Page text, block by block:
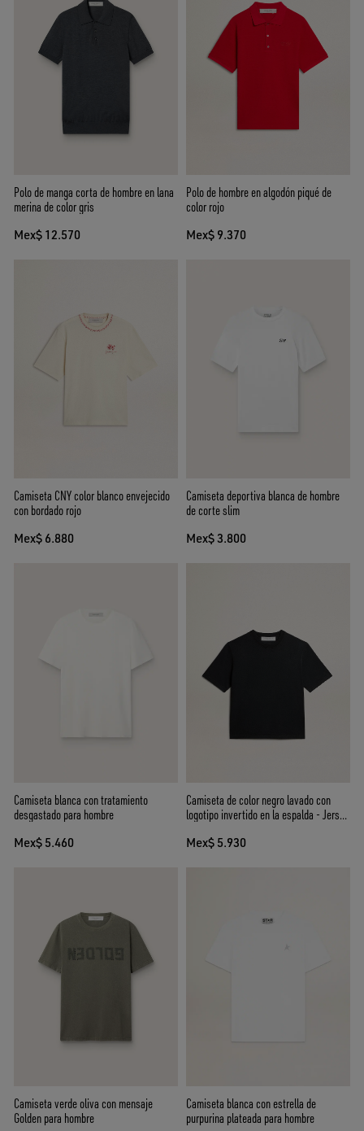
Polo de manga corta de hombre en lana
merina de color gris
Mex$ 12.570
Polo de hombre en algodón piqué de
color rojo
Mex$ 9.370
Camiseta CNY color blanco envejecido
con bordado rojo
Mex$ 6.880
Camiseta deportiva blanca de hombre
de corte slim
Mex$ 3.800
Camiseta blanca con tratamiento
desgastado para hombre
Mex$ 5.460
Camiseta de color negro lavado con
logotipo invertido en la espalda - Jersey
Mex$ 5.930
Camiseta verde oliva con mensaje
Golden para hombre
Camiseta blanca con estrella de
purpurina plateada para hombre